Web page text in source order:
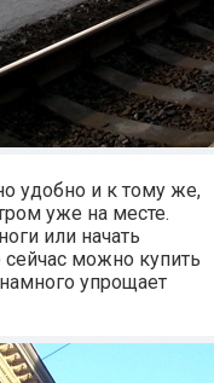
удобно и к тому же,
уже на месте.
или начать
можно купить
упрощает